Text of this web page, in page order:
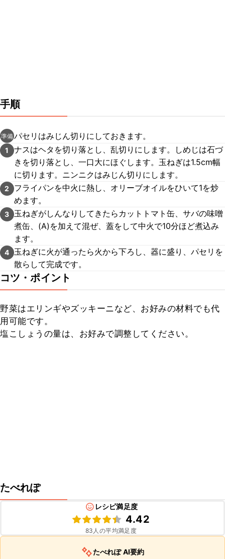
手順
準備パセリはみじん切りにしておきます。
1
ナスはヘタを切り落とし、乱切りにします。しめじは石づ
きを切り落とし、一口大にほぐします。玉ねぎは1.5cm幅
に切ります。ニンニクはみじん切りにします。
2
フライパンを中火に熱し、オリーブオイルをひいて1を炒
めます。
3
玉ねぎがしんなりしてきたらカットトマト缶、サバの味噌
煮缶、(A)を加えて混ぜ、蓋をして中火で10分ほど煮込み
ます。
4
玉ねぎに火が通ったら火から下ろし、器に盛り、パセリを
散らして完成です。
コツ・ポイント
野菜はエリンギやズッキーニなど、お好みの材料でも代
用可能です。
塩こしょうの量は、お好みで調整してください。
たべれぽ
レシピ満足度
4.42
83 人の平均満足度
たべれぽ AI要約